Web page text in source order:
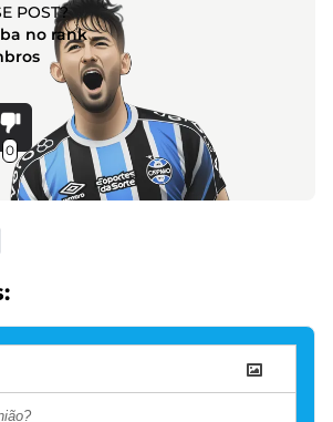
POST?
no rank
0